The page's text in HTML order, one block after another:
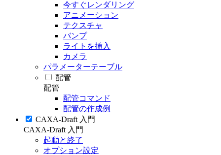
今すぐレンダリング
アニメーション
テクスチャ
バンプ
ライトを挿入
カメラ
パラメーターテーブル
配管
配管
配管コマンド
配管の作成例
CAXA-Draft 入門
CAXA-Draft 入門
起動と終了
オプション設定